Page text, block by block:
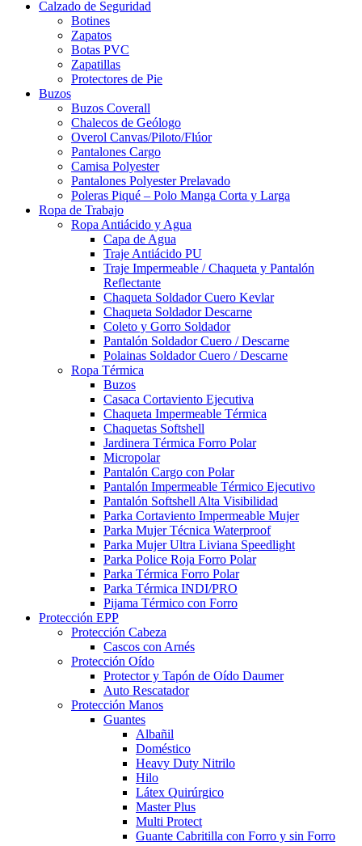
Calzado de Seguridad
Botines
Zapatos
Botas PVC
Zapatillas
Protectores de Pie
Buzos
Buzos Coverall
Chalecos de Geólogo
Overol Canvas/Piloto/Flúor
Pantalones Cargo
Camisa Polyester
Pantalones Polyester Prelavado
Poleras Piqué – Polo Manga Corta y Larga
Ropa de Trabajo
Ropa Antiácido y Agua
Capa de Agua
Traje Antiácido PU
Traje Impermeable / Chaqueta y Pantalón
Reflectante
Chaqueta Soldador Cuero Kevlar
Chaqueta Soldador Descarne
Coleto y Gorro Soldador
Pantalón Soldador Cuero / Descarne
Polainas Soldador Cuero / Descarne
Ropa Térmica
Buzos
Casaca Cortaviento Ejecutiva
Chaqueta Impermeable Térmica
Chaquetas Softshell
Jardinera Térmica Forro Polar
Micropolar
Pantalón Cargo con Polar
Pantalón Impermeable Térmico Ejecutivo
Pantalón Softshell Alta Visibilidad
Parka Cortaviento Impermeable Mujer
Parka Mujer Técnica Waterproof
Parka Mujer Ultra Liviana Speedlight
Parka Police Roja Forro Polar
Parka Térmica Forro Polar
Parka Térmica INDI/PRO
Pijama Térmico con Forro
Protección EPP
Protección Cabeza
Cascos con Arnés
Protección Oído
Protector y Tapón de Oído Daumer
Auto Rescatador
Protección Manos
Guantes
Albañil
Doméstico
Heavy Duty Nitrilo
Hilo
Látex Quirúrgico
Master Plus
Multi Protect
Guante Cabritilla con Forro y sin Forro